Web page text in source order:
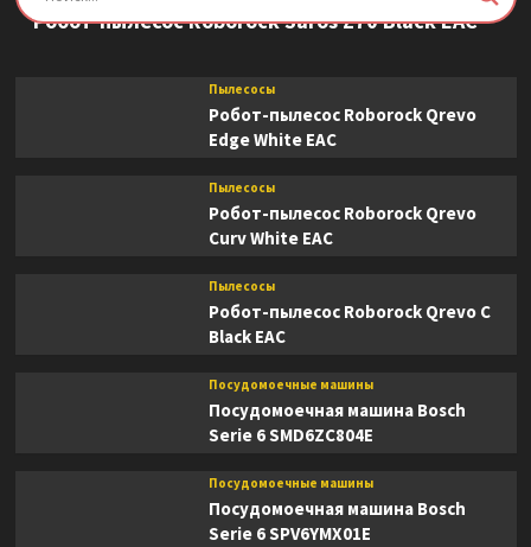
Робот-пылесос Roborock Saros Z70 Black EAC
Пылесосы
Робот-пылесос Roborock Qrevo
Edge White EAC
Пылесосы
Робот-пылесос Roborock Qrevo
Curv White EAC
Пылесосы
Робот-пылесос Roborock Qrevo C
Black EAC
Посудомоечные машины
Посудомоечная машина Bosch
Serie 6 SMD6ZC804E
Посудомоечные машины
Посудомоечная машина Bosch
Serie 6 SPV6YMX01E